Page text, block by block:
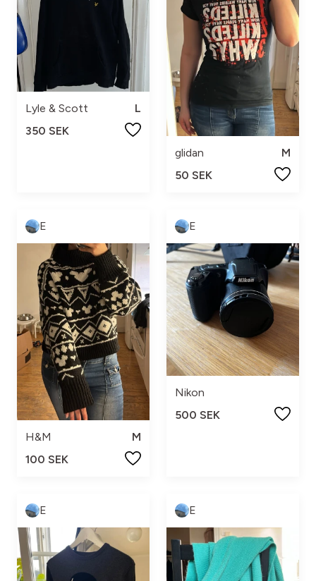
Lyle & Scott
L
350 SEK
glidan
M
50 SEK
E
H&M
M
100 SEK
E
Nikon
500 SEK
E E